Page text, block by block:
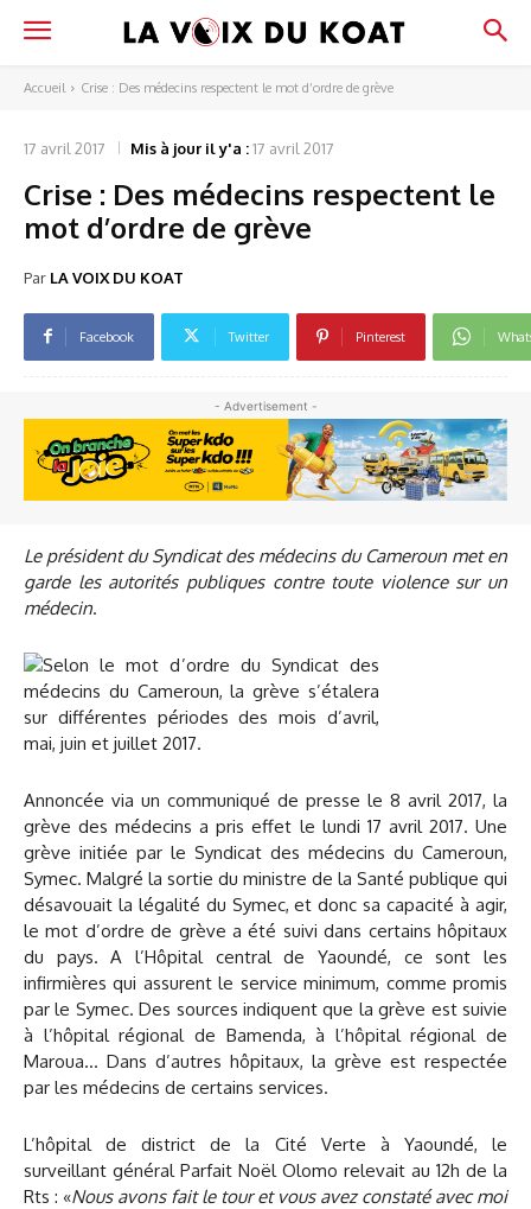
Accueil Crise : Des médecins respectent le mot d’ordre de grève
17 avril 2017 Mis à jour il y'a :17 avril 2017
Crise : Des médecins respectent le
mot d’ordre de grève
Par LA VOIX DU KOAT
Facebook Twitter Pinterest
- Advertisement -
Le président du Syndicat des médecins du Cameroun met en
garde les autorités publiques contre toute violence sur un
médecin.
Annoncée via un communiqué de presse le 8 avril 2017, la
grève des médecins a pris effet le lundi 17 avril 2017. Une
grève initiée par le Syndicat des médecins du Cameroun,
Symec. Malgré la sortie du ministre de la Santé publique qui
désavouait la légalité du Symec, et donc sa capacité à agir,
le mot d’ordre de grève a été suivi dans certains hôpitaux
du pays. A l’Hôpital central de Yaoundé, ce sont les
infirmières qui assurent le service minimum, comme promis
par le Symec. Des sources indiquent que la grève est suivie
à l’hôpital régional de Bamenda, à l’hôpital régional de
Maroua… Dans d’autres hôpitaux, la grève est respectée
par les médecins de certains services.
L’hôpital de district de la Cité Verte à Yaoundé, le
surveillant général Parfait Noël Olomo relevait au 12h de la
Rts : «Nous avons fait le tour et vous avez constaté avec moi